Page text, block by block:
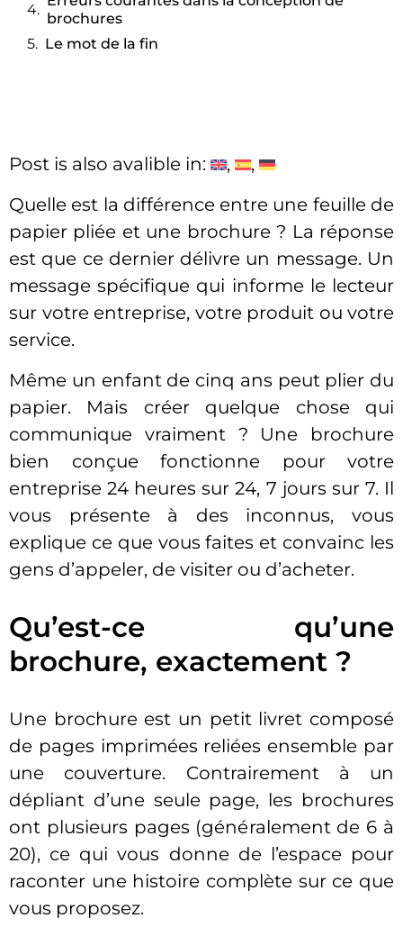
brochures
Le mot de la fin
Post is also avalible in:
Quelle est la différence entre une feuille de
papier pliée et une brochure ? La réponse
est que ce dernier délivre un message. Un
message spécifique qui informe le lecteur
sur votre entreprise, votre produit ou votre
service.
Même un enfant de cinq ans peut plier du
papier. Mais créer quelque chose qui
communique vraiment ? Une brochure
bien conçue fonctionne pour votre
entreprise 24 heures sur 24, 7 jours sur 7. Il
vous présente à des inconnus, vous
explique ce que vous faites et convainc les
gens d’appeler, de visiter ou d’acheter.
Qu’est-ce qu’une
brochure, exactement ?
Une brochure est un petit livret composé
de pages imprimées reliées ensemble par
une couverture. Contrairement à un
dépliant d’une seule page, les brochures
ont plusieurs pages (généralement de 6 à
20), ce qui vous donne de l’espace pour
raconter une histoire complète sur ce que
vous proposez.